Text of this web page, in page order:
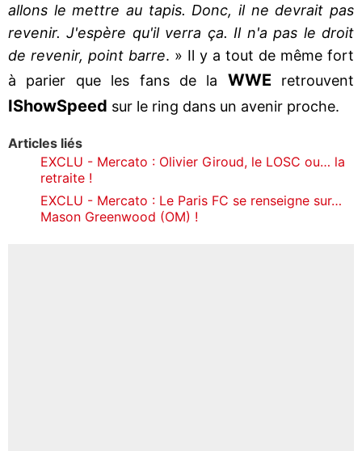
allons le mettre au tapis. Donc, il ne devrait pas
revenir. J'espère qu'il verra ça. Il n'a pas le droit
de revenir, point barre. » Il y a tout de même fort
à parier que les fans de la WWE retrouvent
IShowSpeed sur le ring dans un avenir proche.
Articles liés
EXCLU - Mercato : Olivier Giroud, le LOSC ou… la
retraite !
EXCLU - Mercato : Le Paris FC se renseigne sur…
Mason Greenwood (OM) !